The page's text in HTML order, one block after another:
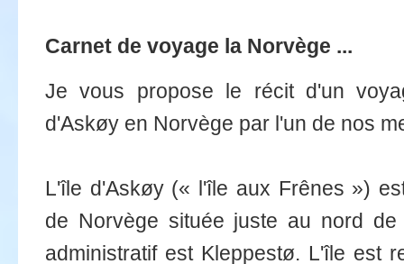
Carnet de voyage la Norvège ...
Je vous propose le récit d'un
d'Askøy en Norvège par l'un de nos
L'île d'Askøy (« l'île aux Frênes »)
de Norvège située juste au nord
administratif est Kleppestø. L'île est